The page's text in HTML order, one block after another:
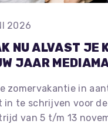
2026
NU ALVAST JE
JAAR
zomervakantie in
in te schrijven voor
van 5 t/m 13